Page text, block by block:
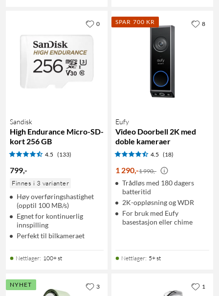
Sandisk
High Endurance Micro-SD-
kort 256 GB
4.5 (133)
799,-
Finnes i 3 varianter
Høy overføringshastighet
(opptil 100 MB/s)
Egnet for kontinuerlig
innspilling
Perfekt til bilkameraet
Nettlager: 100+ st
0 SPAR 700 KR
Eufy
Video Doorbell 2K med
doble kameraer
4.5 (18)
1 290,-1 990,-
Trådløs med 180 dagers
batteritid
2K-oppløsning og WDR
For bruk med Eufy
basestasjon eller chime
Nettlager: 5+ st
8
NYHET 3 1